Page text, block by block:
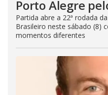
Porto Alegre
Partida abre a 22ª rodada
Brasileiro neste sábado (8)
momentos diferentes